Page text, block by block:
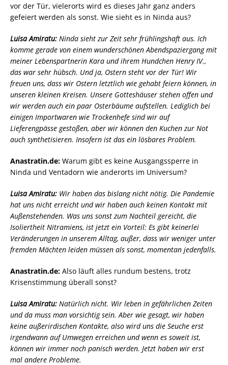
vor der Tür, vielerorts wird es dieses Jahr ganz anders
gefeiert werden als sonst. Wie sieht es in Ninda aus?
Luisa Amiratu: Ninda sieht zur Zeit sehr frühlingshaft aus. Ich
komme gerade von einem wunderschönen Abendspaziergang mit
meiner Lebenspartnerin Kara und ihrem Hundchen Henry IV.,
das war sehr hübsch. Und ja, Ostern steht vor der Tür! Wir
freuen uns, dass wir Ostern letztlich wie gehabt feiern können, in
unseren kleinen Kreisen. Unsere Gotteshäuser stehen offen und
wir werden auch ein paar Osterbäume aufstellen. Lediglich bei
einigen Importwaren wie Trockenhefe sind wir auf
Lieferengpässe gestoßen, aber wir können den Kuchen zur Not
auch synthetisieren. Insofern ist das ein lösbares Problem.
Anastratin.de: Warum gibt es keine Ausgangssperre in
Ninda und Ventadorn wie anderorts im Universum?
Luisa Amiratu: Wir haben das bislang nicht nötig. Die Pandemie
hat uns nicht erreicht und wir haben auch keinen Kontakt mit
Außenstehenden. Was uns sonst zum Nachteil gereicht, die
Isoliertheit Nitramiens, ist jetzt ein Vorteil: Es gibt keinerlei
Veränderungen in unserem Alltag, außer, dass wir weniger unter
fremden Mächten leiden müssen als sonst, momentan jedenfalls.
Anastratin.de: Also läuft alles rundum bestens, trotz
Krisenstimmung überall sonst?
Luisa Amiratu: Natürlich nicht. Wir leben in gefährlichen Zeiten
und da muss man vorsichtig sein. Aber wie gesagt, wir haben
keine außerirdischen Kontakte, also wird uns die Seuche erst
irgendwann auf Umwegen erreichen und wenn es soweit ist,
können wir immer noch panisch werden. Jetzt haben wir erst
mal andere Probleme.